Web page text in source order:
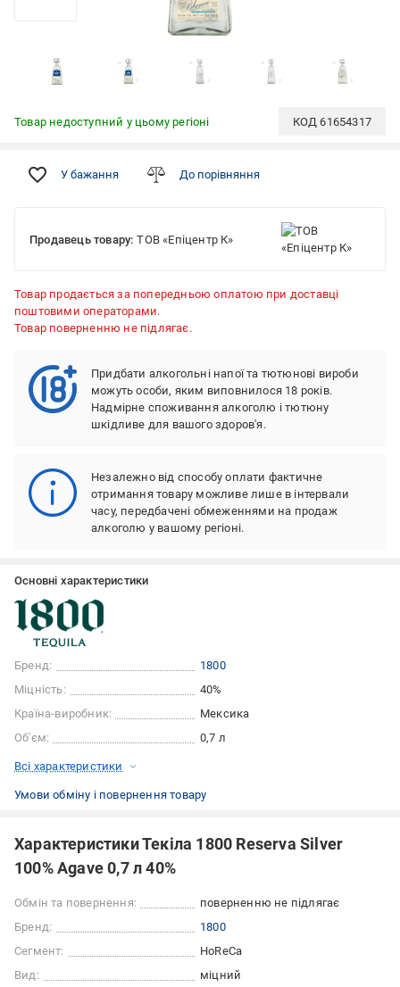
Товар недоступний у цьому регіоні КОД61654317
У бажання До порівняння
Продавець товару: ТОВ «Епіцентр К»
Товар продається за попередньою оплатою при доставці
поштовими операторами.
Товар поверненню не підлягає.
Придбати алкогольні напої та тютюнові вироби
можуть особи, яким виповнилося 18 років.
Надмірне споживання алкоголю і тютюну
шкідливе для вашого здоров'я.
Незалежно від способу оплати фактичне
отримання товару можливе лише в інтервали
часу, передбачені обмеженнями на продаж
алкоголю у вашому регіоні.
Основні характеристики
Бренд:
1800
Міцність:
40%
Країна-виробник:
Мексика
Об'єм:
0,7 л
Всі характеристики
Умови обміну і повернення товару
Характеристики Текіла 1800 Reserva Silver
100% Agave 0,7 л 40%
Обмін та повернення:
поверненню не підлягає
Бренд:
1800
Сегмент:
HoReCa
Вид:
міцний